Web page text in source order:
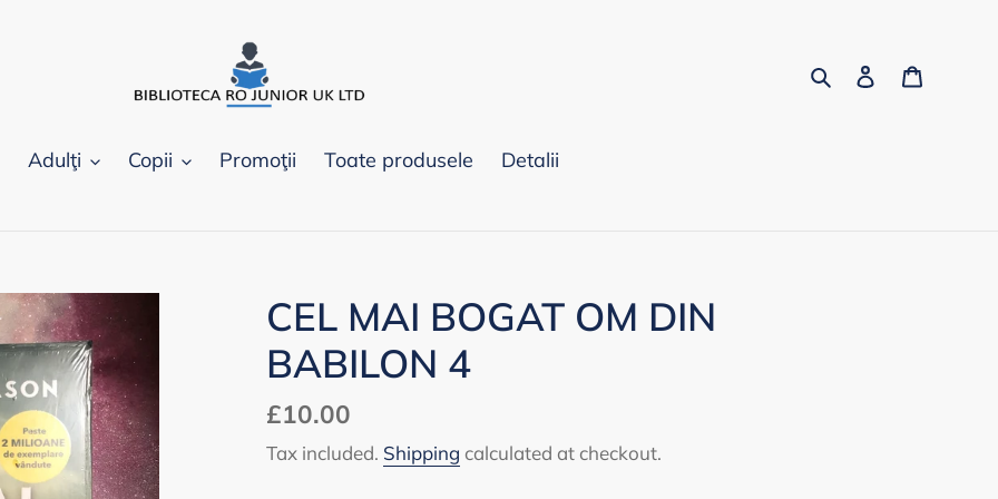
SearchLog in
Adulţi Copii Promoţii Toate produsele Detalii
CEL MAI BOGAT OM DIN
BABILON 4
Regular
price
£10.00
Tax included. Shipping calculated at checkout.